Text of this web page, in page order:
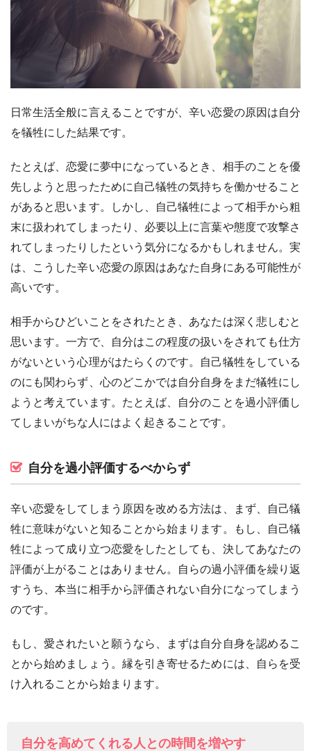
日常生活全般に言えることですが、辛い恋愛の原因は自分
を犠牲にした結果です。
たとえば、恋愛に夢中になっているとき、相手のことを優
先しようと思ったために自己犠牲の気持ちを働かせること
があると思います。しかし、自己犠牲によって相手から粗
末に扱われてしまったり、必要以上に言葉や態度で攻撃さ
れてしまったりしたという気分になるかもしれません。実
は、こうした辛い恋愛の原因はあなた自身にある可能性が
高いです。
相手からひどいことをされたとき、あなたは深く悲しむと
思います。一方で、自分はこの程度の扱いをされても仕方
がないという心理がはたらくのです。自己犠牲をしている
のにも関わらず、心のどこかでは自分自身をまだ犠牲にし
ようと考えています。たとえば、自分のことを過小評価し
てしまいがちな人にはよく起きることです。
自分を過小評価するべからず
辛い恋愛をしてしまう原因を改める方法は、まず、自己犠
牲に意味がないと知ることから始まります。もし、自己犠
牲によって成り立つ恋愛をしたとしても、決してあなたの
評価が上がることはありません。自らの過小評価を繰り返
すうち、本当に相手から評価されない自分になってしまう
のです。
もし、愛されたいと願うなら、まずは自分自身を認めるこ
とから始めましょう。縁を引き寄せるためには、自らを受
け入れることから始まります。
自分を高めてくれる人との時間を増やす